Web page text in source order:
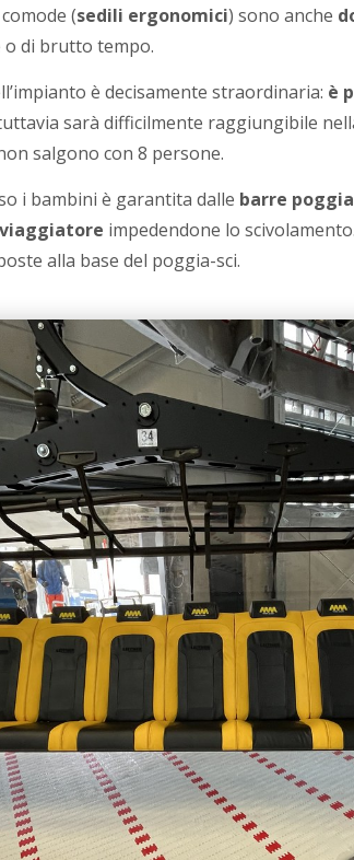
(sedili ergonomici) sono anche
di brutto tempo.
è decisamente straordinaria: è
sarà difficilmente raggiungibile
salgono con 8 persone.
i bambini è garantita dalle barre
impedendone lo
alla base del poggia-sci.